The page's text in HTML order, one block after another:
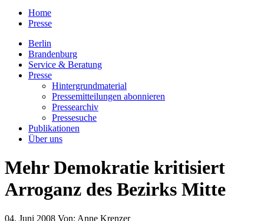
Home
Presse
Berlin
Brandenburg
Service & Beratung
Presse
Hintergrundmaterial
Pressemitteilungen abonnieren
Pressearchiv
Pressesuche
Publikationen
Über uns
Mehr Demokratie kritisiert
Arroganz des Bezirks Mitte
04. Juni 2008 Von: Anne Krenzer